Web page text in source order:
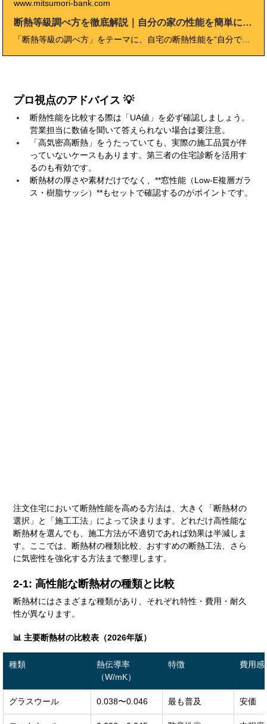
www.mitsumori-bank.com
断熱等級調べ方を徹底解説｜自分の家の性能を簡単に確認する方法
プロ視点のアドバイス 💡
断熱性能を比較する際は「UA値」を必ず確認しましょう。
営業担当に数値を聞いて答えられない場合は要注意。
「高気密高断熱」をうたっていても、実際の施工品質が伴
っていないケースもあります。第三者の住宅診断を活用す
るのも有効です。
断熱材の厚さや素材だけでなく、**窓性能（Low-E複層ガラ
ス・樹脂サッシ）**もセットで確認するのがポイントです。
注文住宅において断熱性能を高める方法は、大きく「断熱材の
選択」と「施工工法」によって決まります。どれだけ高性能な
断熱材を選んでも、施工方法が不適切であれば効果は半減しま
す。ここでは、断熱材の種類比較、おすすめの断熱工法、さら
に気密性を強化する方法まで整理します。
2-1: 高性能な断熱材の種類と比較
断熱材にはさまざまな種類があり、それぞれ特性・費用・耐久
性が異なります。
📊 主要断熱材の比較表（2026年版）
種類
熱伝導率
（W/mK）
特徴 費用感
グラスウール 0.038〜0.046 最も普及 安価